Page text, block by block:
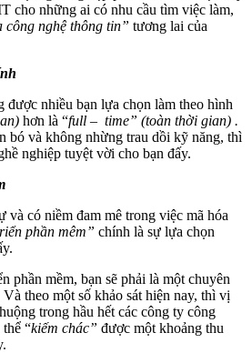
cho những ai có nhu cầu tìm việc làm,
công nghệ thông tin” tương lai của
được nhiều bạn lựa chọn làm theo hình
hơn là “full – time” (toàn thời gian) .
bó và không nhừng trau dồi kỹ năng, thì
nghiệp tuyệt vời cho bạn đấy.
có niềm đam mê trong việc mã hóa
phần mêm” chính là sự lựa chọn
phần mềm, bạn sẽ phải là một chuyên
theo một số khảo sát hiện nay, thì vị
trong hầu hết các công ty công
“kiếm chác” được một khoảng thu